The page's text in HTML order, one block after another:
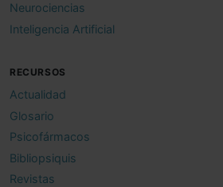
Neurociencias
Inteligencia Artificial
RECURSOS
Actualidad
Glosario
Psicofármacos
Bibliopsiquis
Revistas